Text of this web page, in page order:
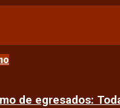
de egresados: